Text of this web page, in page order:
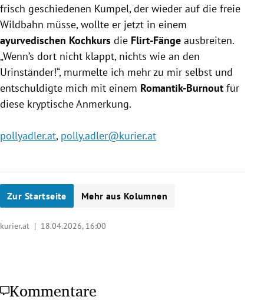
frisch geschiedenen Kumpel, der wieder auf die freie
Wildbahn müsse, wollte er jetzt in einem
ayurvedischen Kochkurs die Flirt-Fänge ausbreiten.
„Wenn’s dort nicht klappt, nichts wie an den
Urinständer!“, murmelte ich mehr zu mir selbst und
entschuldigte mich mit einem Romantik-Burnout für
diese kryptische Anmerkung.
pollyadler.at, polly.adler@kurier.at
Zur Startseite Mehr aus Kolumnen
kurier.at | 18.04.2026, 16:00
Kommentare